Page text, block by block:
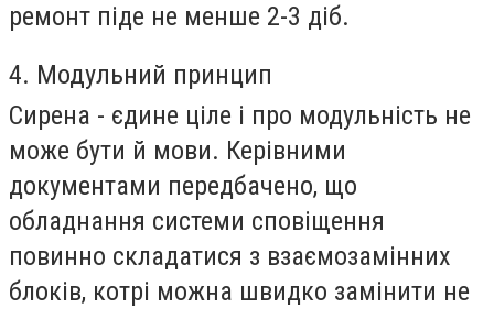
ремонт піде не менше 2-3 діб.
4. Модульний принцип
Сирена - єдине ціле і про модульність не
може бути й мови. Керівними
документами передбачено, що
обладнання системи сповіщення
повинно складатися з взаємозамінних
блоків, котрі можна швидко замінити не